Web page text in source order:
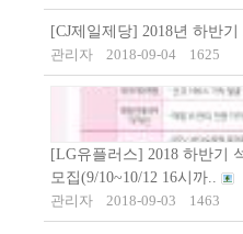
[CJ제일제당] 2018년 하반
관리자
2018-09-04 1625
[LG유플러스] 2018 하반기
모집(9/10~10/12 16시까..
관리자
2018-09-03 1463